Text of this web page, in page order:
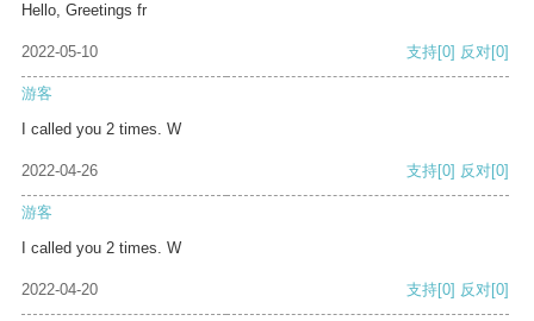
Hello, Greetings fr
2022-05-10 支持[0] 反对[0]
游客
I called you 2 times. W
2022-04-26 支持[0] 反对[0]
游客
I called you 2 times. W
2022-04-20 支持[0] 反对[0]